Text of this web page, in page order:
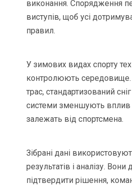
виконання. Спорядження
виступів, щоб усі
правил.
У зимових видах спорту
контролюють середовище.
трас, стандартизований
системи зменшують вплив
залежать від спортсмена.
Зібрані дані
результатів і аналізу.
підтвердити рішення,